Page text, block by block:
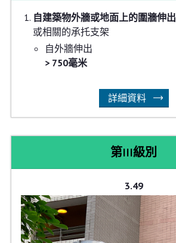
自建築物外牆或地面上的圍牆伸出
或相關的承托支架
自外牆伸出
> 750毫米
詳細資料
第III級別
3.49